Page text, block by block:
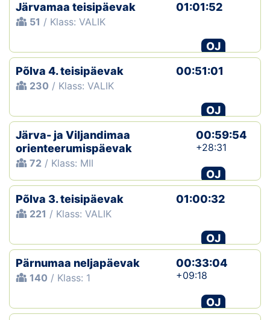
Järvamaa teisipäevak
51 / Klass: VALIK
01:01:52
OJ
Põlva 4. teisipäevak
230 / Klass: VALIK
00:51:01
OJ
Järva- ja Viljandimaa
orienteerumispäevak
72 / Klass: MII
00:59:54
+28:31
OJ
Põlva 3. teisipäevak
221 / Klass: VALIK
01:00:32
OJ
Pärnumaa neljapäevak
140 / Klass: 1
00:33:04
+09:18
OJ